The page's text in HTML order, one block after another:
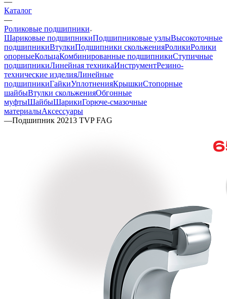
Каталог
—
Роликовые подшипники
Шариковые подшипникиПодшипниковые узлыВысокоточные
подшипникиВтулкиПодшипники скольженияРоликиРолики
опорныеКольцаКомбинированные подшипникиСтупичные
подшипникиЛинейная техникаИнструментРезино-
технические изделияЛинейные
подшипникиГайкиУплотненияКрышкиСтопорные
шайбыВтулки скольженияОбгонные
муфтыШайбыШарикиГорюче-смазочные
материалыАксессуары
—Подшипник 20213 TVP FAG